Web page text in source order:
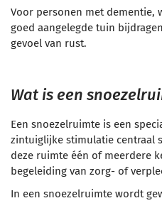
Voor personen met dementie,
goed aangelegde tuin
gevoel van rust.
Wat is een
Een snoezelruimte is een
zintuiglijke stimulatie centraal
deze ruimte één of meerdere
begeleiding van zorg- of
In een snoezelruimte wordt